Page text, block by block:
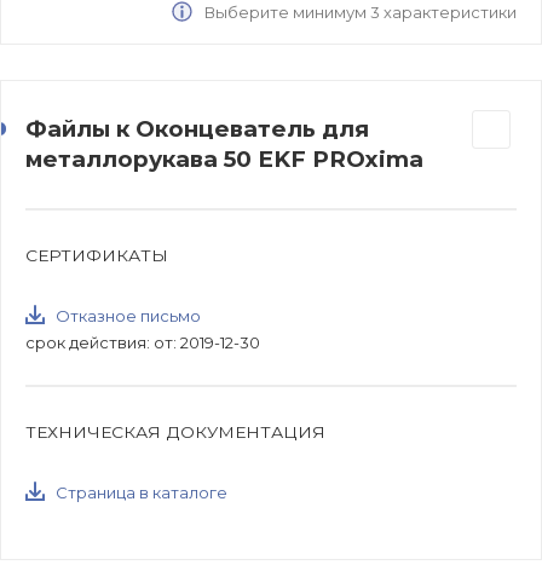
Выберите минимум 3 характеристики
Файлы к Оконцеватель для
металлорукава 50 EKF PROxima
СЕРТИФИКАТЫ
Отказное письмо
срок действия: от: 2019-12-30
ТЕХНИЧЕСКАЯ ДОКУМЕНТАЦИЯ
Страница в каталоге